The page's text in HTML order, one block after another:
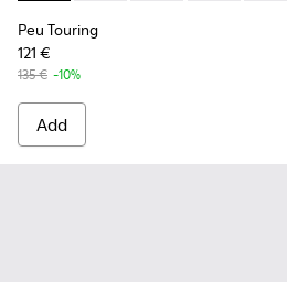
Peu Touring
121 €
135 € -10%
Add